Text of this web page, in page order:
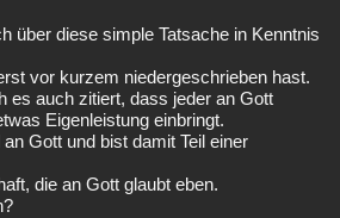
über diese simple Tatsache in Kenntnis
vor kurzem niedergeschrieben hast.
es auch zitiert, dass jeder an Gott
Eigenleistung einbringt.
Gott und bist damit Teil einer
die an Gott glaubt eben.